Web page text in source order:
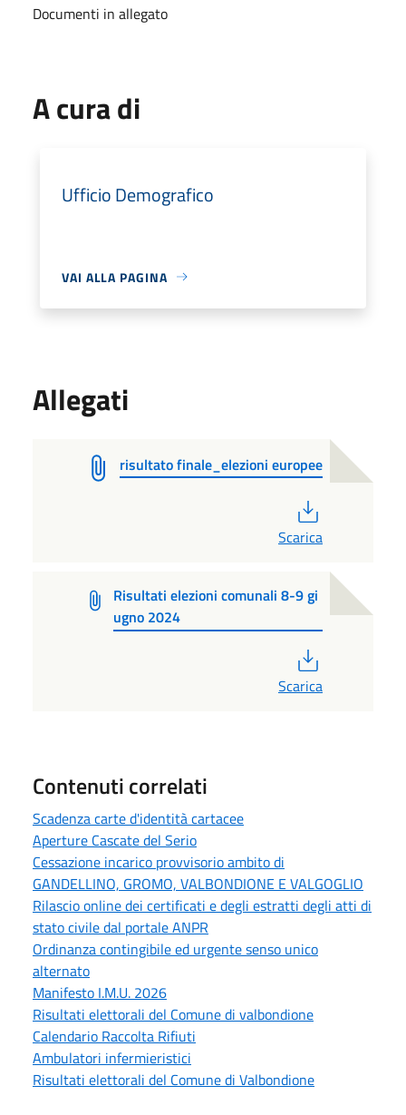
Documenti in allegato
A cura di
Ufficio Demografico
VAI ALLA PAGINA
Allegati
risultato finale_elezioni europee
Scarica
Risultati elezioni comunali 8-9 gi
ugno 2024
Scarica
Contenuti correlati
Scadenza carte d'identità cartacee
Aperture Cascate del Serio
Cessazione incarico provvisorio ambito di
GANDELLINO, GROMO, VALBONDIONE E VALGOGLIO
Rilascio online dei certificati e degli estratti degli atti di
stato civile dal portale ANPR
Ordinanza contingibile ed urgente senso unico
alternato
Manifesto I.M.U. 2026
Risultati elettorali del Comune di valbondione
Calendario Raccolta Rifiuti
Ambulatori infermieristici
Risultati elettorali del Comune di Valbondione